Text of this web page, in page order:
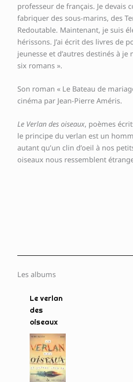
professeur de français. Je devais
fabriquer des sous-marins, des
Redoutable. Maintenant, je suis
hérissons. J’ai écrit des livres de
jeunesse et d’autres destinés à je
six romans ».
Son roman « Le Bateau de
cinéma par Jean-Pierre Améris.
Le Verlan des oiseaux, poèmes
le principe du verlan est un
autant qu’un clin d’oeil à nos
oiseaux nous ressemblent
Les albums
Le verlan
des
oiseaux